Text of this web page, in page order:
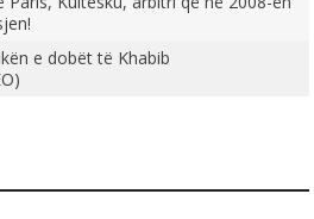
e dobët të Khabib